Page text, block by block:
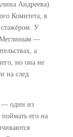
Андреева)
Комитета, в
стажёром. У
Меглиным —
а
но она не
на след
— один из
его на